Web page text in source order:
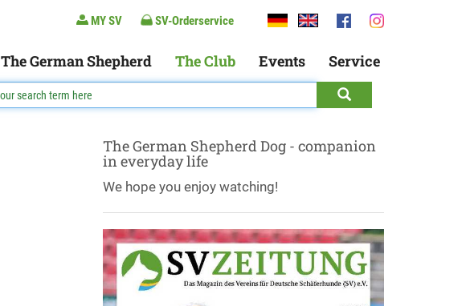
MY SV SV-Orderservice
The German Shepherd The Club Events Service
The German Shepherd Dog - companion
in everyday life
We hope you enjoy watching!